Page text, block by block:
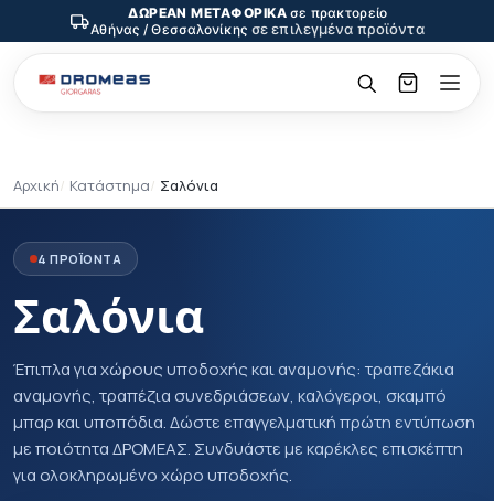
ΔΩΡΕΑΝ ΜΕΤΑΦΟΡΙΚΑ σε πρακτορείο
Αθήνας / Θεσσαλονίκης σε επιλεγμένα προϊόντα
Αρχική Κατάστημα Σαλόνια
4 ΠΡΟΪΟΝΤΑ
Σαλόνια
Έπιπλα για χώρους υποδοχής και αναμονής: τραπεζάκια
αναμονής, τραπέζια συνεδριάσεων, καλόγεροι, σκαμπό
μπαρ και υποπόδια. Δώστε επαγγελματική πρώτη εντύπωση
με ποιότητα ΔΡΟΜΕΑΣ. Συνδυάστε με καρέκλες επισκέπτη
για ολοκληρωμένο χώρο υποδοχής.